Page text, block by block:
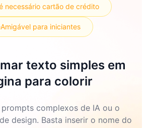
necessário cartão de crédito
Amigável para iniciantes
texto simples em
para colorir
prompts complexos de IA ou o
design. Basta inserir o nome do